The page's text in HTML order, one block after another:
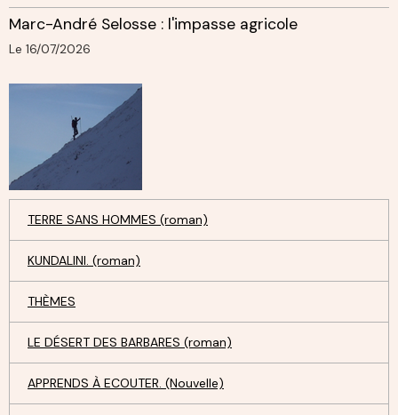
Marc-André Selosse : l'impasse agricole
Le 16/07/2026
TERRE SANS HOMMES (roman)
KUNDALINI. (roman)
THÈMES
LE DÉSERT DES BARBARES (roman)
APPRENDS À ECOUTER. (Nouvelle)